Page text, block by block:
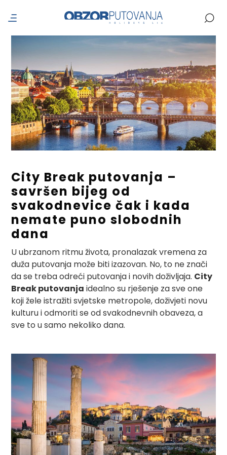
City Break putovanja –
savršen bijeg od
svakodnevice čak i kada
nemate puno slobodnih
dana
U ubrzanom ritmu života, pronalazak vremena za
duža putovanja može biti izazovan. No, to ne znači
da se treba odreći putovanja i novih doživljaja. City
Break putovanja idealno su rješenje za sve one
koji žele istražiti svjetske metropole, doživjeti novu
kulturu i odmoriti se od svakodnevnih obaveza, a
sve to u samo nekoliko dana.